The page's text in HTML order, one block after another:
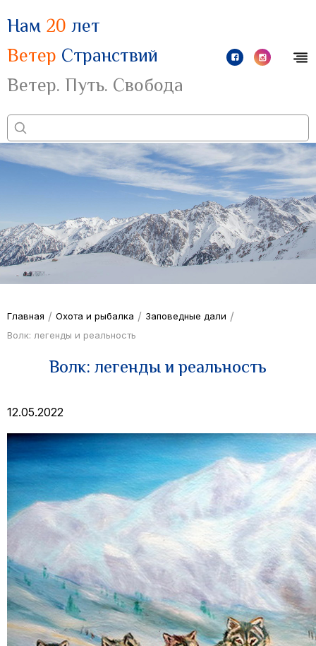
Нам 20 лет
Ветер Странствий
Ветер. Путь. Свобода
Главная / Охота и рыбалка / Заповедные дали /
Волк: легенды и реальность
Волк: легенды и реальность
12.05.2022